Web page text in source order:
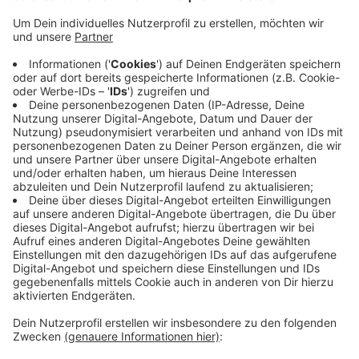
Anzeige
„So viele Vorteile und so viel Spaß die kleinen Flitzer
auch bringen – für uns steht die Sicherheit unserer
Mitarbeiter und Besucher im Vordergrund, heißt es
vom Chempark-Betreiber Currenta“. Bis zum
Werkseingang dürfe "gescootert werden" – danach
müssen Mitarbeiter mit dem Fahrrad, dem Auto oder
zu Fuß weiter. Die Chempark-Konferenz will das
Thema Elektro-Roller aber weiter beobachten und in
einigen Monaten gegebenenfalls nochmal neu
bewerten.
Anzeige